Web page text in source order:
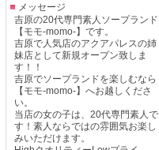
メッセージ
吉原の20代専門素人ソープランド
【モモ-momo-】です。
吉原で人気店のアクアパレスの姉
妹店として新規オープン致しま
す！！
吉原でソープランドを楽しむなら
【モモ-momo-】へお越しくださ
い。
当店の女の子は、20代専門素人で
す！素人ならではの雰囲気お楽し
みいただけます。